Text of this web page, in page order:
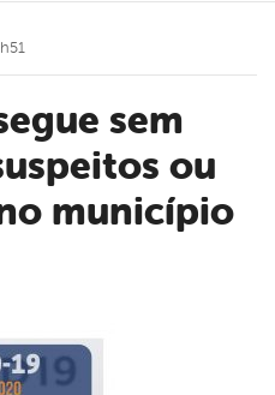
ou
município